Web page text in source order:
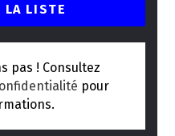
pas ! Consultez
pour